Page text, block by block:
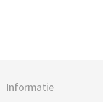
Informatie